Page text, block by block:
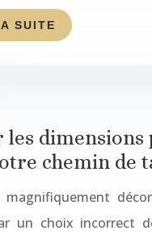
SUITE
les dimensions
chemin de
magnifiquement
un choix incorrect